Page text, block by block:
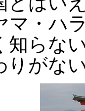
マ・ハ
知らな
りがな